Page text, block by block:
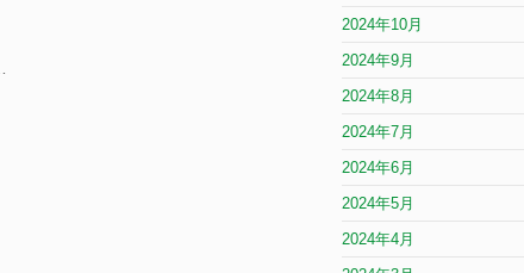
2024年10月
2024年9月
2024年8月
2024年7月
2024年6月
2024年5月
2024年4月